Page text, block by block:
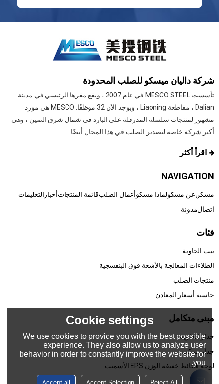
شركة داليان ميسكو للصلب المحدودة
تأسست MESCO STEEL في عام 2007 ، ويقع مقرها الرئيسي في مدينة
Dalian ، مقاطعة Liaoning ، ويوجد الآن 32 موظفًا. MESCO هي مورد
مشهور لمنتجات سلسلة المدرفلة على البارد في شمال شرق الصين ، وهي
أكبر شركة خاصة لتصدير الصلب في هذا المجال أيضًا.
اقرأ أكثر
NAVIGATION
مسكنعن مسكولماذا مسكوأعمال الصلبقائمة المنتجاتأخبار التعليمات
اتصالمدونة
فئات
بيت الحاوية
الطلاءات المعالجة بالأشعة فوق البنفسجية
منتجات الصلب
حاسبة أسعار المعادن
مبنى متكامل
جدار الحاوية
جدار مركب
لوحة الحائط خفيفة الوزن EPS الأسمنت
Cookie settings
We use cookies to provide you with the best possible
experience. They also allow us to analyze user
behavior in order to constantly improve the website for
you.
Reject All
Accept Selection
Accept all